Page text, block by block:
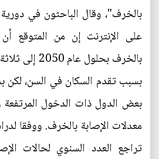
بالخرف"، وقال الباحثون في
على الإنترنت إن من المتوقع
بالخرف بحلول
بسبب تقدم السكان في السن، لكن
بعض الدول ذات الدخول
معدلات الإصابة بالخرف. ووفقا
تراجع العدد السنوي لحالات